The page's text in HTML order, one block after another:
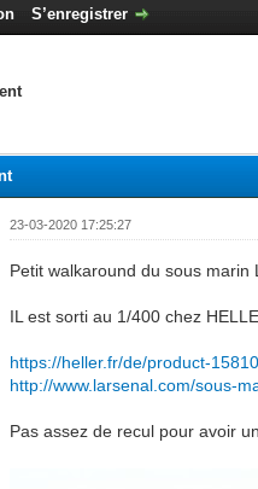
S’enregistrer
23-03-2020 17:25:27
Petit walkaround du sous
IL est sorti au 1/400 chez
https://heller.fr/de/product-
http://www.larsenal.com/sous-
Pas assez de recul pour avoir